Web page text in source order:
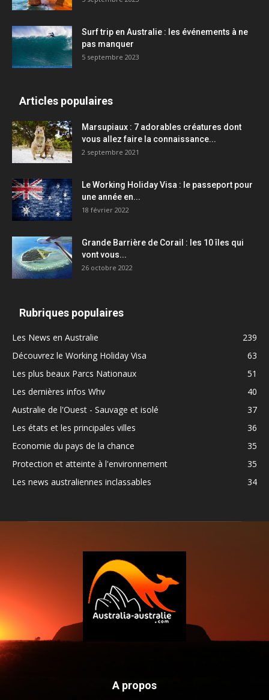
Surf trip en Australie : les événements à ne
pas manquer
5 septembre 2023
Articles populaires
Marsupiaux : 7 adorables créatures dont
vous allez faire la connaissance...
2 septembre 2021
Le Working Holiday Visa : le passeport pour
une année en...
18 février 2022
Grande Barrière de Corail : les 10 îles qui
vont vous...
26 octobre 2022
Rubriques populaires
Les News en Australie
239
Découvrez le Working Holiday Visa
63
Les plus beaux Parcs Nationaux
51
Les dernières infos Whv
40
Australie de l'Ouest - Sauvage et isolé
37
Les états et les principales villes
36
Economie du pays de la chance
35
Protection et atteinte à l'environnement
35
Les news australiennes inclassables
34
A propos